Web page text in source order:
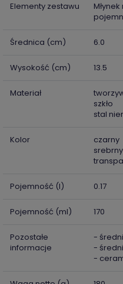
Elementy zestawu
Średnica (cm) 6.0
Wysokość (cm) 13.5
Materiał
szkło
stal
Kolor
czarny
srebrny
Pojemność (l) 0.17
Pojemność (ml) 170
Pozostałe
informacje
-
-
-